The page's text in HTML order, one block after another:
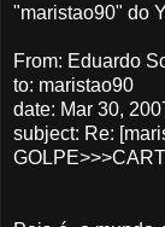
"maristao90" do
From: Eduardo
to: maristao90
date: Mar 30,
subject: Re: